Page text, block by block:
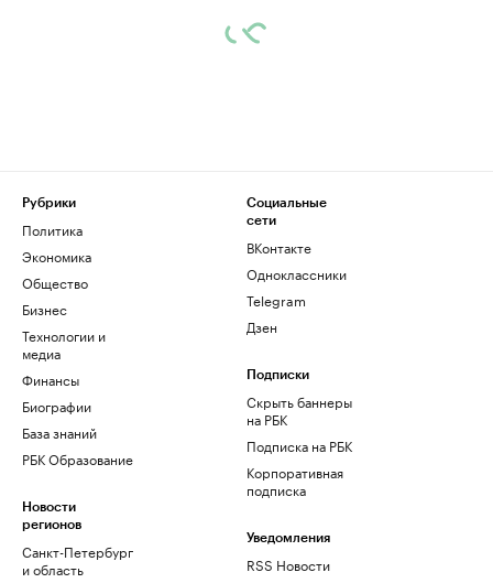
Рубрики
Политика
Экономика
Общество
Бизнес
Технологии и
медиа
Финансы
Биографии
База знаний
РБК Образование
Новости
регионов
Санкт-Петербург
и область
Социальные
сети
ВКонтакте
Одноклассники
Telegram
Дзен
Подписки
Скрыть баннеры
на РБК
Подписка на РБК
Корпоративная
подписка
Уведомления
RSS Новости